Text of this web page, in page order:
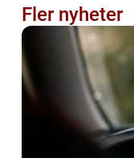
Fler nyheter